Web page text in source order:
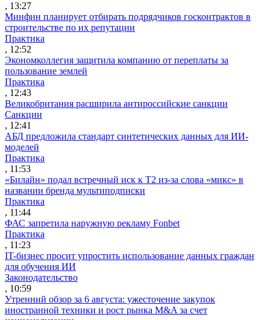
, 13:27
Минфин планирует отбирать подрядчиков госконтрактов в
строительстве по их репутации
Практика
, 12:52
Экономколлегия защитила компанию от переплаты за
пользование землей
Практика
, 12:43
Великобритания расширила антироссийские санкции
Санкции
, 12:41
АБД предложила стандарт синтетических данных для ИИ-
моделей
Практика
, 11:53
«Билайн» подал встречный иск к Т2 из-за слова «микс» в
названии бренда мультиподписки
Практика
, 11:44
ФАС запретила наружную рекламу Fonbet
Практика
, 11:23
IT-бизнес просит упростить использование данных граждан
для обучения ИИ
Законодательство
, 10:59
Утренний обзор за 6 августа: ужесточение закупок
иностранной техники и рост рынка M&A за счет